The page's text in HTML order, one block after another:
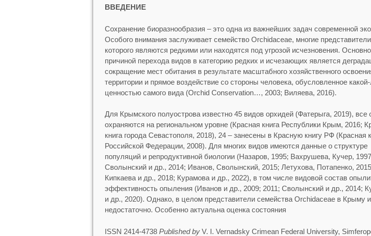
ВВЕДЕНИЕ
Сохранение биоразнообразия – это одна из важнейших задач современной
Особого внимания заслуживает семейство Orchidaceae, многие представители
которого являются редкими или находятся под угрозой исчезновения.
причиной перехода видов в категорию редких и исчезающих является
сокращение мест обитания в результате масштабного хозяйственного
территории и прямое воздействие со стороны человека, обусловленное
ценностью самого вида (Orchid Conservation…, 2003; Виляева, 2016).
Для Крымского полуострова известно 45 видов орхидей (Фатерыга, 2019), все
охраняются на региональном уровне (Красная книга Республики Крым, 2016;
книга города Севастополя, 2018), 24 – занесены в Красную книгу РФ (Красная
Российской Федерации, 2008). Для многих видов имеются данные о структуре
популяций и репродуктивной биологии (Назаров, 1995; Вахрушева, Кучер,
Сволынский и др., 2014; Иванов, Сволынский, 2015; Летухова, Потапенко,
Кипкаева и др., 2018; Курамова и др., 2022), в том числе видовой состав
эффективность опыления (Иванов и др., 2009; 2011; Сволынский и др., 2014;
и др., 2020). Однако, в целом представители семейства Orchidaceae в Крыму
недостаточно. Особенно актуальна оценка состояния
ISSN 2414-4738 Published byV. I. Vernadsky Crimean Federal University,